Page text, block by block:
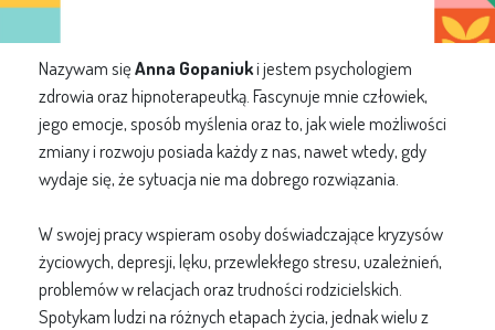
Nazywam sięAnna Gopaniuki jestem psychologiem
zdrowia oraz hipnoterapeutką. Fascynuje mnie człowiek,
jego emocje, sposób myślenia oraz to, jak wiele możliwości
zmiany i rozwoju posiada każdy z nas, nawet wtedy, gdy
wydaje się, że sytuacja nie ma dobrego rozwiązania.
W swojej pracy wspieram osoby doświadczające kryzysów
życiowych, depresji, lęku, przewlekłego stresu, uzależnień,
problemów w relacjach oraz trudności rodzicielskich.
Spotykam ludzi na różnych etapach życia, jednak wielu z